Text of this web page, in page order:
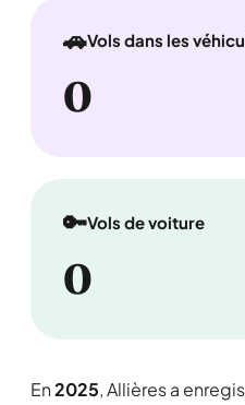
🚗Vols dans les
0
🔑Vols de voiture
0
En2025, Allières a